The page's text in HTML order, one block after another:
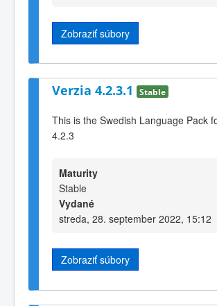
Zobraziť súbory
Verzia 4.2.3.1 Stable
This is the Swedish Language Pack
4.2.3
Maturity
Stable
Vydané
streda, 28. september 2022, 15:12
Zobraziť súbory